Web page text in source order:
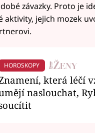
závazky. Proto je
aktivity, jejich mozek
HOROSKOPY
která léčí
naslouchat,